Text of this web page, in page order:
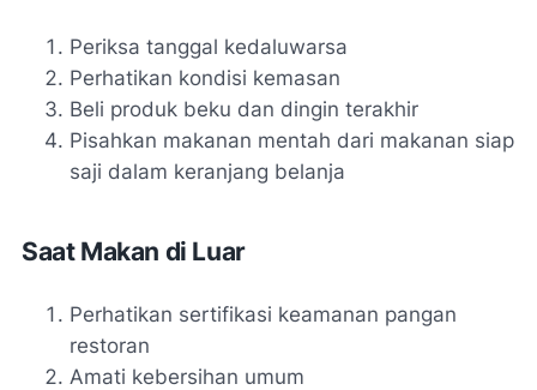
Periksa tanggal kedaluwarsa
Perhatikan kondisi kemasan
Beli produk beku dan dingin terakhir
Pisahkan makanan mentah dari makanan siap
saji dalam keranjang belanja
Saat Makan di Luar
Perhatikan sertifikasi keamanan pangan
restoran
Amati kebersihan umum